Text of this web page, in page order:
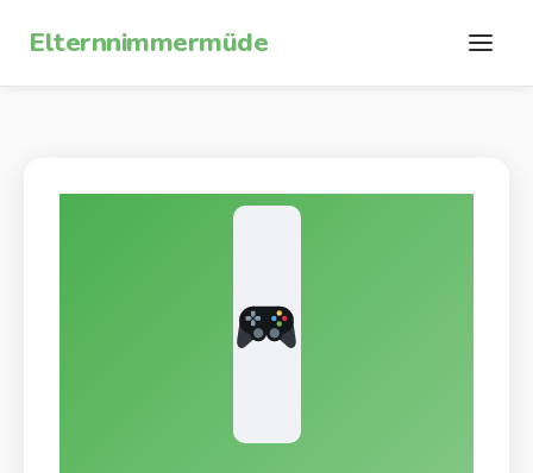
Elternnimmermüde